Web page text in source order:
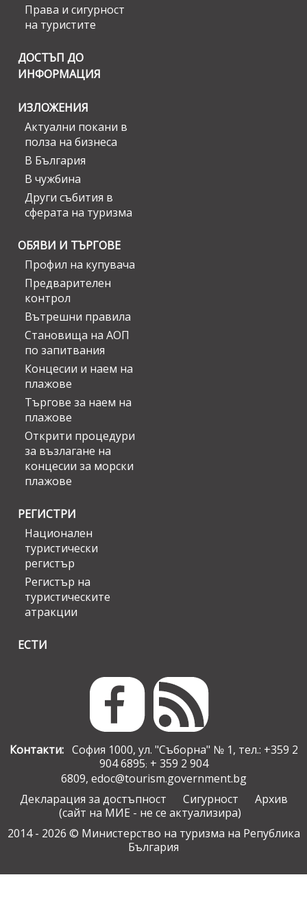
Права и сигурност
на туристите
ДОСТЪП ДО
ИНФОРМАЦИЯ
ИЗЛОЖЕНИЯ
Актуални покани в
полза на бизнеса
В България
В чужбина
Други събития в
сферата на туризма
ОБЯВИ И ТЪРГОВЕ
Профил на купувача
Предварителен
контрол
Вътрешни правила
Становища на АОП
по запитвания
Концесии и наем на
плажове
Търгове за наем на
плажове
Открити процедури
за възлагане на
концесии за морски
плажове
РЕГИСТРИ
Национален
туристически
регистър
Регистър на
туристическите
атракции
ЕСТИ
Контакти:София 1000, ул. "Съборна" № 1, тел.: +359 2
904 6895; + 359 2 904
6809, edoc@tourism.government.bg
Декларация за достъпност
Сигурност
Архив
(сайт на МИЕ - не се актуализира)
2014 - 2026 © Министерство на туризма на Република
България